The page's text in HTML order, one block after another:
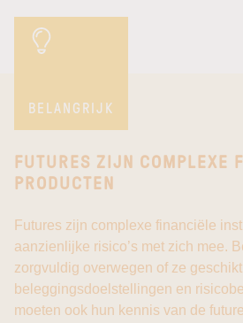
BELANGRIJK
FUTURES ZIJN COMPLEXE
PRODUCTEN
Futures zijn complexe financiële
aanzienlijke risico’s met zich mee.
zorgvuldig overwegen of ze
beleggingsdoelstellingen en
moeten ook hun kennis van de